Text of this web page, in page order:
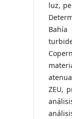
luz,
ZEU,